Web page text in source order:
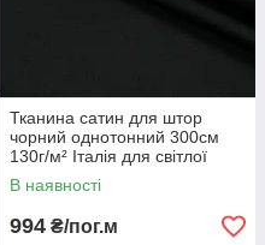
Тканина сатин для штор
чорний однотонний 300см
130г/м² Італія для світлої
кімнати
В наявності
994 ₴/пог.м